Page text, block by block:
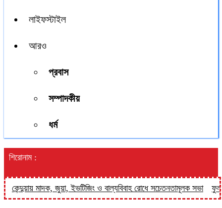
লাইফস্টাইল
আরও
প্রবাস
সম্পাদকীয়
ধর্ম
শিরোনাম :
মাদক, জুয়া, ইভটিজিং ও বাল্যবিবাহ রোধে সচেতনতামূলক সভা ফুলপুরে